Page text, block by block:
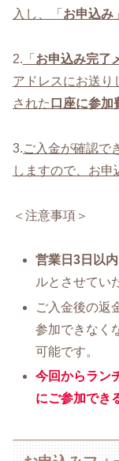
入し、「 お申込み
2. 「 お申込み完了
アドレスにお送り
された 口座に参加
3.ご入金が確認で
しますので、お申
＜注意事項＞
営業日3日以
ルとさせてい
ご入金後の返
参加できなく
可能です。
今回からラン
にご参加でき